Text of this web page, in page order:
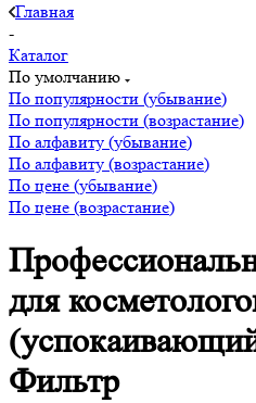
Главная
-
Каталог
По умолчанию
По популярности (убывание)
По популярности (возрастание)
По алфавиту (убывание)
По алфавиту (возрастание)
По цене (убывание)
По цене (возрастание)
для
Фильтр